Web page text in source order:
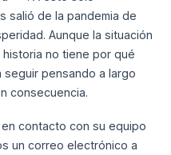
salió de la pandemia de
Aunque la situación
no tiene por qué
pensando a largo
consecuencia.
contacto con su equipo
un correo electrónico a